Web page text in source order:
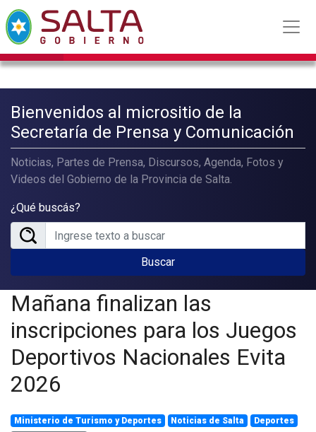
Bienvenidos al micrositio de la
Secretaría de Prensa y Comunicación
Noticias, Partes de Prensa, Discursos, Agenda, Fotos y
Videos del Gobierno de la Provincia de Salta.
¿Qué buscás?
Buscar
Mañana finalizan las
inscripciones para los Juegos
Deportivos Nacionales Evita
2026
Ministerio de Turismo y Deportes Noticias de Salta
Deportes